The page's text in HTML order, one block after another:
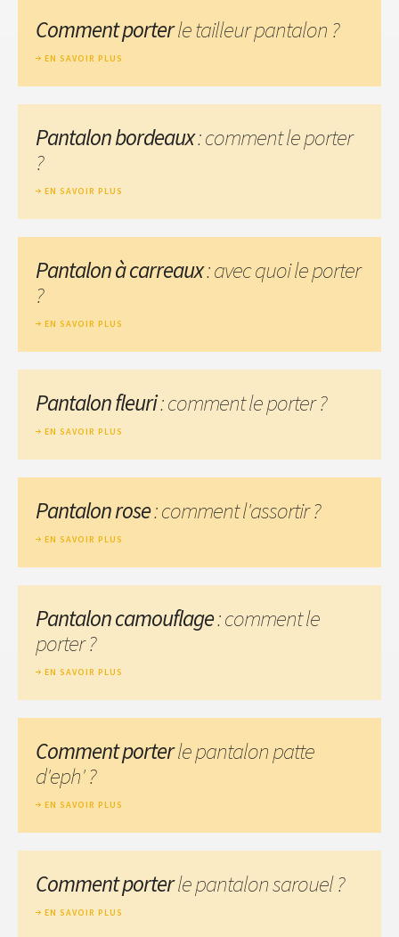
Comment porterle tailleur pantalon ?
EN SAVOIR PLUS
Pantalon bordeaux: comment le porter
?
EN SAVOIR PLUS
Pantalon à carreaux: avec quoi le porter
?
EN SAVOIR PLUS
Pantalon fleuri: comment le porter ?
EN SAVOIR PLUS
Pantalon rose: comment l'assortir ?
EN SAVOIR PLUS
Pantalon camouflage: comment le
porter ?
EN SAVOIR PLUS
Comment porterle pantalon patte
d'eph' ?
EN SAVOIR PLUS
Comment porterle pantalon sarouel ?
EN SAVOIR PLUS